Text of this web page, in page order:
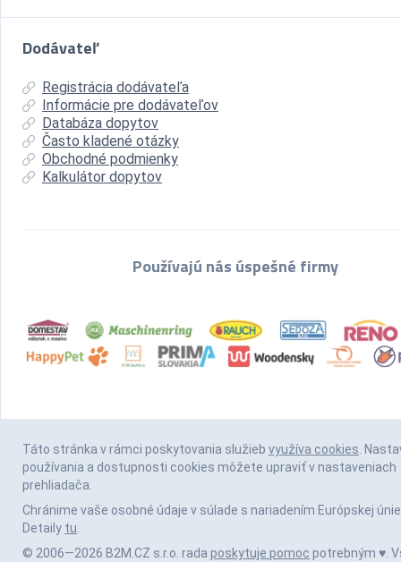
Dodávateľ
Registrácia dodávateľa
Informácie pre dodávateľov
Databáza dopytov
Často kladené otázky
Obchodné podmienky
Kalkulátor dopytov
Používajú nás úspešné firmy
Táto stránka v rámci poskytovania služieb využíva cookies.
používania a dostupnosti cookies môžete upraviť v nastaveniach
prehliadača.
Chránime vaše osobné údaje v súlade s nariadením Európskej únie
Detaily tu.
© 2006—2026 B2M.CZ s.r.o. rada poskytuje pomoc potrebným ♥️.